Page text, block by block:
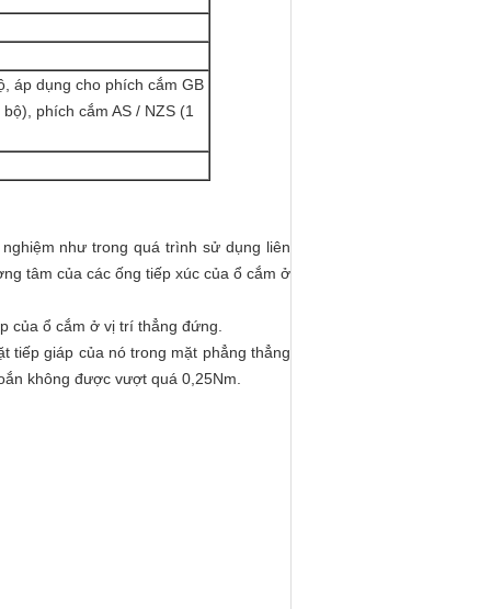
áp dụng cho phích cắm GB
phích cắm AS / NZS (1
như trong quá trình sử dụng liên
tâm của các ống tiếp xúc của ổ cắm ở
của ổ cắm ở vị trí thẳng đứng.
tiếp giáp của nó trong mặt phẳng thẳng
không được vượt quá 0,25Nm.